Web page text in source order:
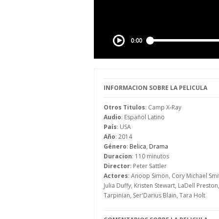
INFORMACION SOBRE LA PELICULA
Otros Titulos: Camp X-Ray
Audio: Español Latino
País: USA
Año: 2014
Género: Belica, Drama
Duracion: 110 minutos
Director: Peter Sattler
Actores: Anoop Simon, Cory Michael
Julia Duffy, Kristen Stewart, LaDell
Tarpinian, Ser'Darius Blain, Tara Holt